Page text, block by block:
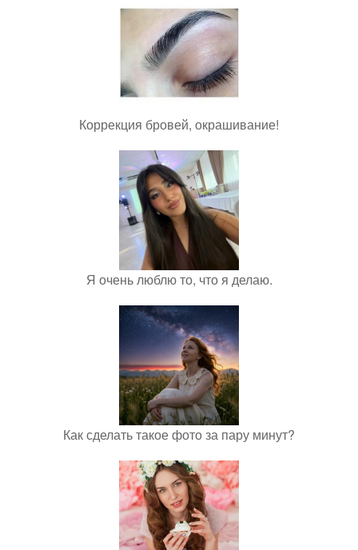
Коррекция бровей, окрашивание!
Я очень люблю то, что я делаю.
Как сделать такое фото за пару минут?